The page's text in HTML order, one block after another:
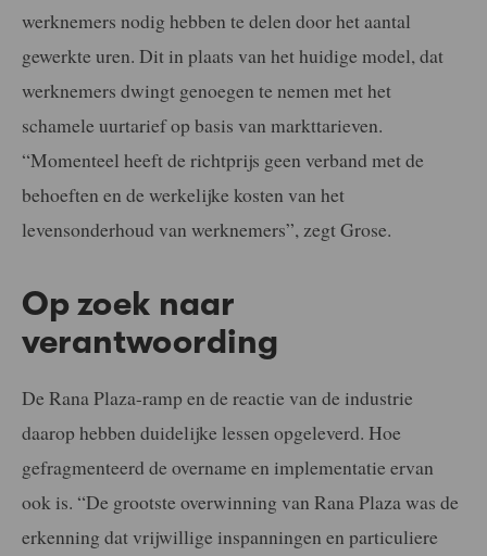
werknemers nodig hebben te delen door het aantal
gewerkte uren. Dit in plaats van het huidige model, dat
werknemers dwingt genoegen te nemen met het
schamele uurtarief op basis van markttarieven.
“Momenteel heeft de richtprijs geen verband met de
behoeften en de werkelijke kosten van het
levensonderhoud van werknemers”, zegt Grose.
Op zoek naar
verantwoording
De Rana Plaza-ramp en de reactie van de industrie
daarop hebben duidelijke lessen opgeleverd. Hoe
gefragmenteerd de overname en implementatie ervan
ook is. “De grootste overwinning van Rana Plaza was de
erkenning dat vrijwillige inspanningen en particuliere